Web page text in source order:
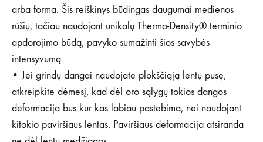
arba forma. Šis reiškinys būdingas daugumai medienos
rūšių, tačiau naudojant unikalų Thermo-Density® terminio
apdorojimo būdą, pavyko sumažinti šios savybės
intensyvumą.
• Jei grindų dangai naudojate plokščiąją lentų pusę,
atkreipkite dėmesį, kad dėl oro sąlygų tokios dangos
deformacija bus kur kas labiau pastebima, nei naudojant
kitokio paviršiaus lentas. Paviršiaus deformacija atsiranda